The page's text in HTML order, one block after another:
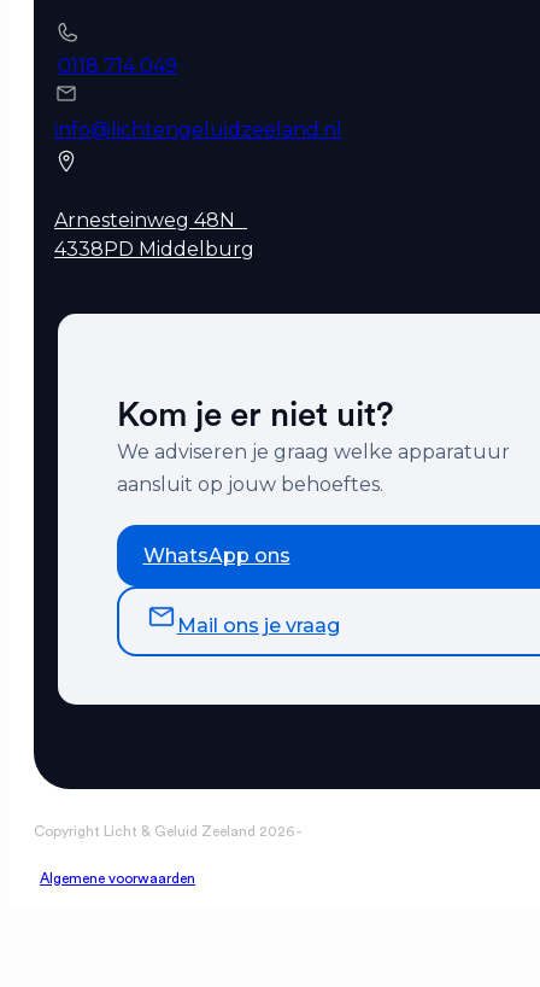
0118 714 049
info@lichtengeluidzeeland.nl
Arnesteinweg 48N
4338PD Middelburg
Kom je er niet uit?
We adviseren je graag welke apparatuur
aansluit op jouw behoeftes.
WhatsApp ons
Mail ons je vraag
Copyright Licht & Geluid Zeeland 2026 -
Algemene voorwaarden